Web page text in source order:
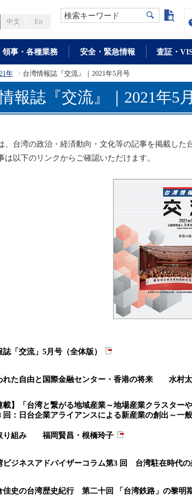
中文 En
検索キーワード よ
領事・各種業務 安全・緊急情報 査証・
年 >
台湾情報誌『交流』｜2021年5月号
報誌『交流』｜2021年5
、台湾の政治・経済動向・文化等の記事を掲載した
は以下のリンクからご確認いただけます。
誌「交流」5月号（全体版）
れた自由と国際金融センター・香港の将来 水村
載】「台湾と繋がる地域産業～地場産業クラスター
日台企業アライアンスによる新産業の創出～一
組み 福岡賢昌・根橋玲子
ビジネスアドバイザーコラム第3 回 台湾駐在時
佳史の台湾歴史紀行 第二十回 「台湾鉄路」の黎